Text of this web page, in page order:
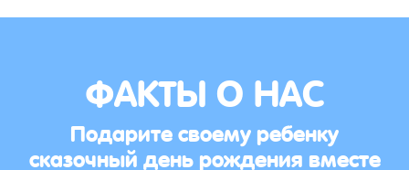
ФАКТЫ О НАС
Подарите своему ребенку
сказочный день рождения вместе